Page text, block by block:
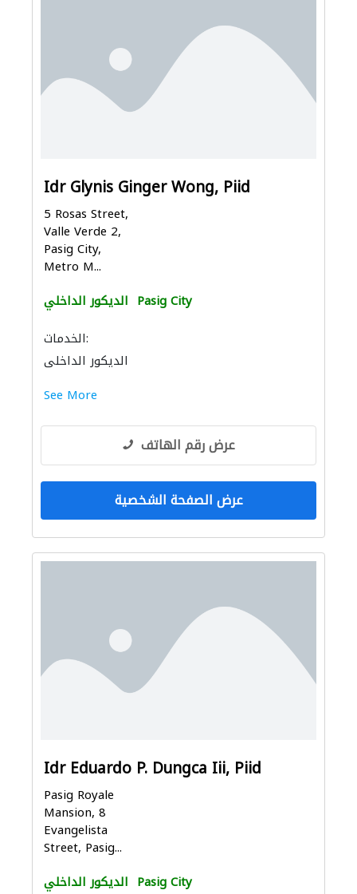
Idr Glynis Ginger Wong, Piid
5 Rosas Street,
Valle Verde 2,
Pasig City,
Metro M...
الديكور الداخلي Pasig City
الخدمات:
الديكور الداخلي
See More
عرض رقم الهاتف
عرض الصفحة الشخصية
Idr Eduardo P. Dungca Iii, Piid
Pasig Royale
Mansion, 8
Evangelista
Street, Pasig...
الديكور الداخلي Pasig City